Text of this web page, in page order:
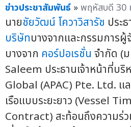
ข่าวประชาสัมพันธ์ »พฤหัสบดี 30
นายชัยวัฒน์ โควาวิสารัช ประ
บริษัทบางจากและกรรมการ
บางจาก คอร์ปอเรชั่น จำกัด (
Saleem ประธานเจ้าหน้าที่บ
Global (APAC) Pte. Ltd.
เรือแบบระยะยาว (Vessel
Contract) สะท้อนถึงความร่